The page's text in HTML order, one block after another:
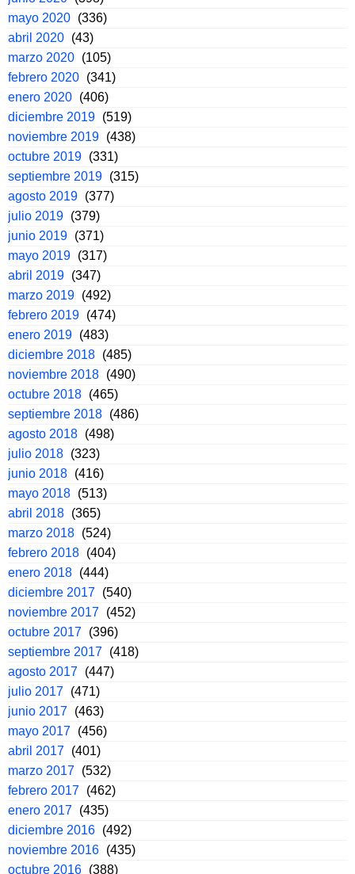
mayo 2020 (336)
abril 2020 (43)
marzo 2020 (105)
febrero 2020 (341)
enero 2020 (406)
diciembre 2019 (519)
noviembre 2019 (438)
octubre 2019 (331)
septiembre 2019 (315)
agosto 2019 (377)
julio 2019 (379)
junio 2019 (371)
mayo 2019 (317)
abril 2019 (347)
marzo 2019 (492)
febrero 2019 (474)
enero 2019 (483)
diciembre 2018 (485)
noviembre 2018 (490)
octubre 2018 (465)
septiembre 2018 (486)
agosto 2018 (498)
julio 2018 (323)
junio 2018 (416)
mayo 2018 (513)
abril 2018 (365)
marzo 2018 (524)
febrero 2018 (404)
enero 2018 (444)
diciembre 2017 (540)
noviembre 2017 (452)
octubre 2017 (396)
septiembre 2017 (418)
agosto 2017 (447)
julio 2017 (471)
junio 2017 (463)
mayo 2017 (456)
abril 2017 (401)
marzo 2017 (532)
febrero 2017 (462)
enero 2017 (435)
diciembre 2016 (492)
noviembre 2016 (435)
octubre 2016 (388)